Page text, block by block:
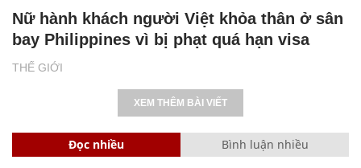
THẾ GIỚI
Nữ hành khách người Việt khỏa thân ở sân
bay Philippines vì bị phạt quá hạn visa
XEM THÊM BÀI VIẾT
Đọc nhiều Bình luận nhiều